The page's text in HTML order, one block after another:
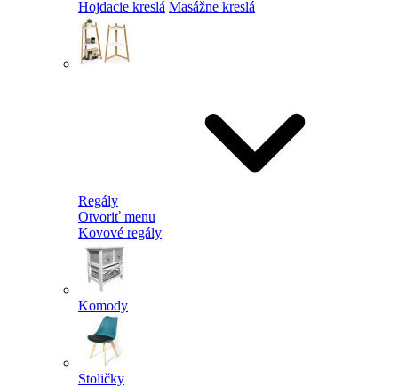
Hojdacie kreslá Masážne kreslá
Regály
Otvoriť menu
Kovové regály
Komody
Stoličky